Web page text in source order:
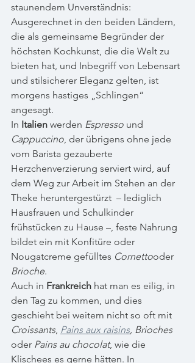
staunendem Unverständnis:
Ausgerechnet in den beiden Ländern,
die als gemeinsame Begründer der
höchsten Kochkunst, die die Welt zu
bieten hat, und Inbegriff von Lebensart
und stilsicherer Eleganz gelten, ist
morgens hastiges „Schlingen“
angesagt.
In Italien werden Espresso und
Cappuccino, der übrigens ohne jede
vom Barista gezauberte
Herzchenverzierung serviert wird, auf
dem Weg zur Arbeit im Stehen an der
Theke heruntergestürzt  – lediglich
Hausfrauen und Schulkinder
frühstücken zu Hause –, feste Nahrung
bildet ein mit Konfitüre oder
Nougatcreme gefülltes Cornettooder
Brioche.
Auch in Frankreich hat man es eilig, in
den Tag zu kommen, und dies
geschieht bei weitem nicht so oft mit
Croissants, Pains aux raisins, Brioches
oder Pains au chocolat, wie die
Klischees es gerne hätten. In